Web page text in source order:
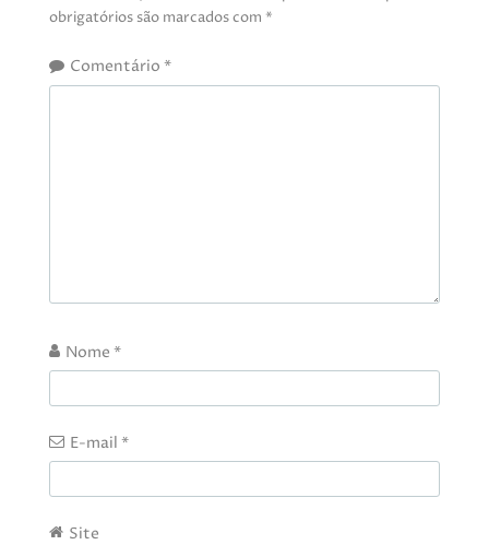
obrigatórios são marcados com *
Comentário *
Nome *
E-mail *
Site